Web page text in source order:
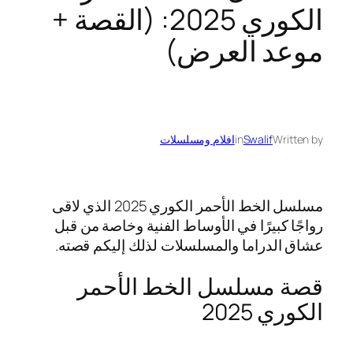
الكوري 2025: (القصة +
موعد العرض)
Written by
Swalif
inافلام ومسلسلات
مسلسل الخط الأحمر الكوري 2025 الذي لاقى
رواجًا كبيرًا في الأوساط الفنية وخاصة من قبل
عشاق الدراما والمسلسلات لذلك إليكم قصته.
قصة مسلسل الخط الأحمر
الكوري 2025